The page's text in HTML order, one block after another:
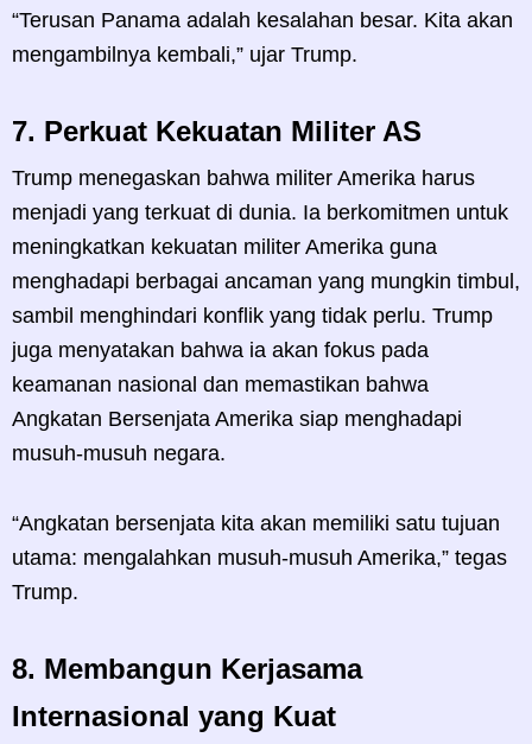
“Terusan Panama adalah kesalahan besar. Kita akan
mengambilnya kembali,” ujar Trump.
7. Perkuat Kekuatan Militer AS
Trump menegaskan bahwa militer Amerika harus
menjadi yang terkuat di dunia. Ia berkomitmen untuk
meningkatkan kekuatan militer Amerika guna
menghadapi berbagai ancaman yang mungkin timbul,
sambil menghindari konflik yang tidak perlu. Trump
juga menyatakan bahwa ia akan fokus pada
keamanan nasional dan memastikan bahwa
Angkatan Bersenjata Amerika siap menghadapi
musuh-musuh negara.
“Angkatan bersenjata kita akan memiliki satu tujuan
utama: mengalahkan musuh-musuh Amerika,” tegas
Trump.
8. Membangun Kerjasama
Internasional yang Kuat